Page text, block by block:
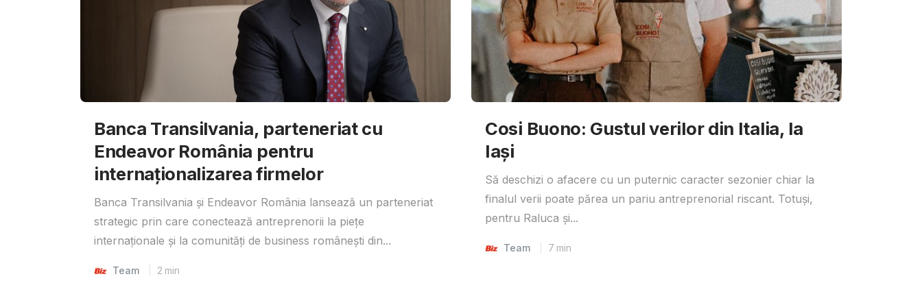
Banca Transilvania, parteneriat cu
Endeavor România pentru
internaționalizarea firmelor
Banca Transilvania și Endeavor România lansează un parteneriat
strategic prin care conectează antreprenorii la piețe
internaționale și la comunități de business românești din...
Team 2 min
Cosi Buono: Gustul verilor din Italia, la
Iași
Să deschizi o afacere cu un puternic caracter sezonier chiar la
finalul verii poate părea un pariu antreprenorial riscant. Totuși,
pentru Raluca și...
Team 7 min